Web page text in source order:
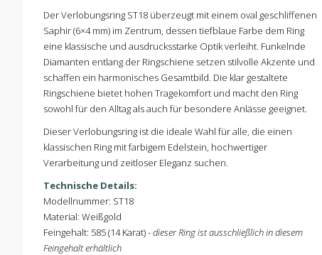
Der Verlobungsring ST18 überzeugt mit einem oval geschliffenen
Saphir (6×4 mm) im Zentrum, dessen tiefblaue Farbe dem Ring
eine klassische und ausdrucksstarke Optik verleiht. Funkelnde
Diamanten entlang der Ringschiene setzen stilvolle Akzente und
schaffen ein harmonisches Gesamtbild. Die klar gestaltete
Ringschiene bietet hohen Tragekomfort und macht den Ring
sowohl für den Alltag als auch für besondere Anlässe geeignet.
Dieser Verlobungsring ist die ideale Wahl für alle, die einen
klassischen Ring mit farbigem Edelstein, hochwertiger
Verarbeitung und zeitloser Eleganz suchen.
Technische Details:
Modellnummer: ST18
Material: Weißgold
Feingehalt: 585 (14 Karat) -dieser Ring ist ausschließlich in diesem
Feingehalt erhältlich